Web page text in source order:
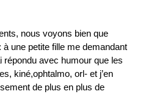
nous voyons bien que
une petite fille me demandant
répondu avec humour que les
kiné,ophtalmo, orl- et j’en
de plus en plus de